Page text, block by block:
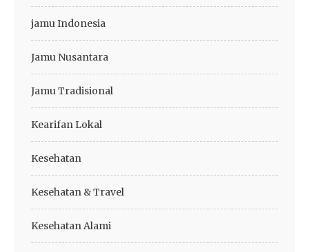
jamu Indonesia
Jamu Nusantara
Jamu Tradisional
Kearifan Lokal
Kesehatan
Kesehatan & Travel
Kesehatan Alami